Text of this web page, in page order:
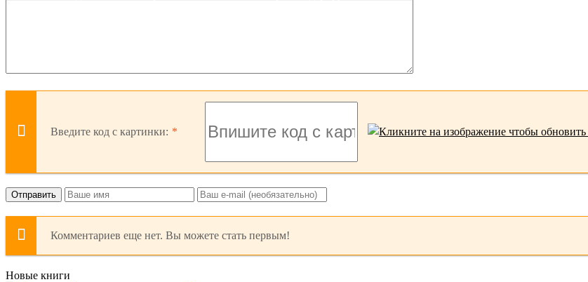
Введите код с картинки:
Отправить
Комментариев еще нет. Вы можете стать первым!
Новые книги